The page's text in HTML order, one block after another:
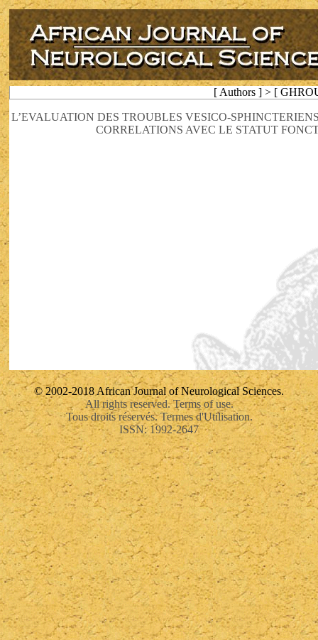
[ Authors ] > [
L’EVALUATION DES TROUBLES VESICO-
CORRELATIONS AVEC LE STATUT
© 2002-2018 African Journal of Neurological Sciences.
All rights reserved. Terms of use.
Tous droits réservés. Termes d'Utilisation.
ISSN: 1992-2647